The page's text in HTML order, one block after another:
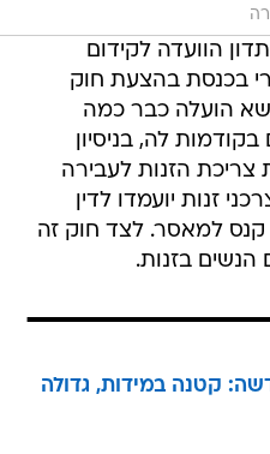
הוועדה לקידום
בכנסת בהצעת חוק
הועלה כבר כמה
לה, בניסיון
הזנות לעבירה
זנות יועמדו לדין
קנס למאסר. לצד חוק זה
הנשים בזנות.
קטנה במידות, גדולה